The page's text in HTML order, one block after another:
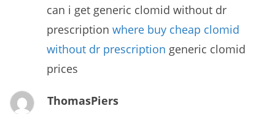
can i get generic clomid without dr
prescription where buy cheap clomid
without dr prescription generic clomid
prices
ThomasPiers